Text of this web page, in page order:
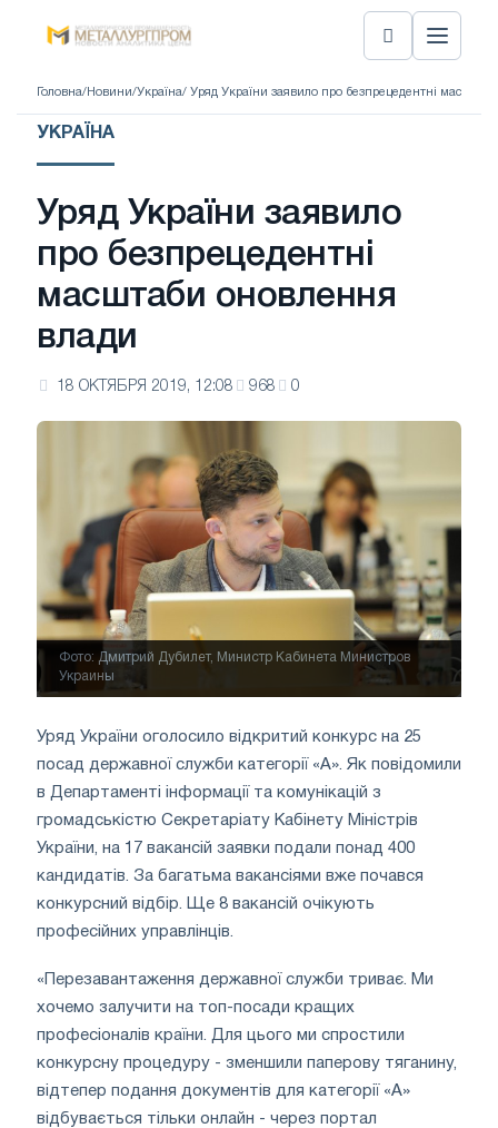
Головна/ Новини/Україна/ Уряд України заявило про безпрецедентні
УКРАЇНА
Уряд України заявило
про безпрецедентні
масштаби оновлення
влади
18 ОКТЯБРЯ 2019, 12:08 968 0
Фото: Дмитрий Дубилет, Министр Кабинета Министров
Украины
Уряд України оголосило відкритий конкурс на 25
посад державної служби категорії «А». Як повідомили
в Департаменті інформації та комунікацій з
громадськістю Секретаріату Кабінету Міністрів
України, на 17 вакансій заявки подали понад 400
кандидатів. За багатьма вакансіями вже почався
конкурсний відбір. Ще 8 вакансій очікують
професійних управлінців.
«Перезавантаження державної служби триває. Ми
хочемо залучити на топ-посади кращих
професіоналів країни. Для цього ми спростили
конкурсну процедуру - зменшили паперову тяганину,
відтепер подання документів для категорії «А»
відбувається тільки онлайн - через портал